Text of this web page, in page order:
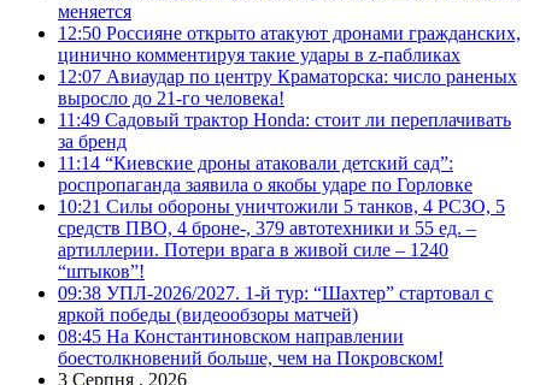
меняется
12:50 Россияне открыто атакуют дронами гражданских,
цинично комментируя такие удары в z-пабликах
12:07 Авиаудар по центру Краматорска: число раненых
выросло до 21-го человека!
11:49 Садовый трактор Honda: стоит ли переплачивать
за бренд
11:14 “Киевские дроны атаковали детский сад”:
роспропаганда заявила о якобы ударе по Горловке
10:21 Силы обороны уничтожили 5 танков, 4 РСЗО, 5
средств ПВО, 4 броне-, 379 автотехники и 55 ед. –
артиллерии. Потери врага в живой силе – 1240
“штыков”!
09:38 УПЛ-2026/2027. 1-й тур: “Шахтер” стартовал с
яркой победы (видеообзоры матчей)
08:45 На Константиновском направлении
боестолкновений больше, чем на Покровском!
3 Серпня , 2026